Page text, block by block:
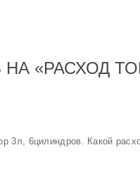
«РАСХОД
3л, 6цилиндров. Какой